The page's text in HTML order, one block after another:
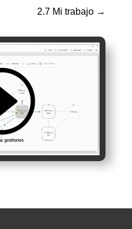
2.7 Mi trabajo →